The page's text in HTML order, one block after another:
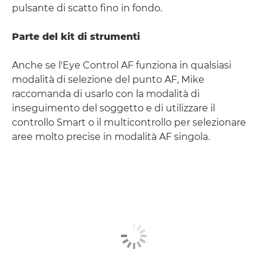
pulsante di scatto fino in fondo.
Parte del kit di strumenti
Anche se l'Eye Control AF funziona in qualsiasi
modalità di selezione del punto AF, Mike
raccomanda di usarlo con la modalità di
inseguimento del soggetto e di utilizzare il
controllo Smart o il multicontrollo per selezionare
aree molto precise in modalità AF singola.